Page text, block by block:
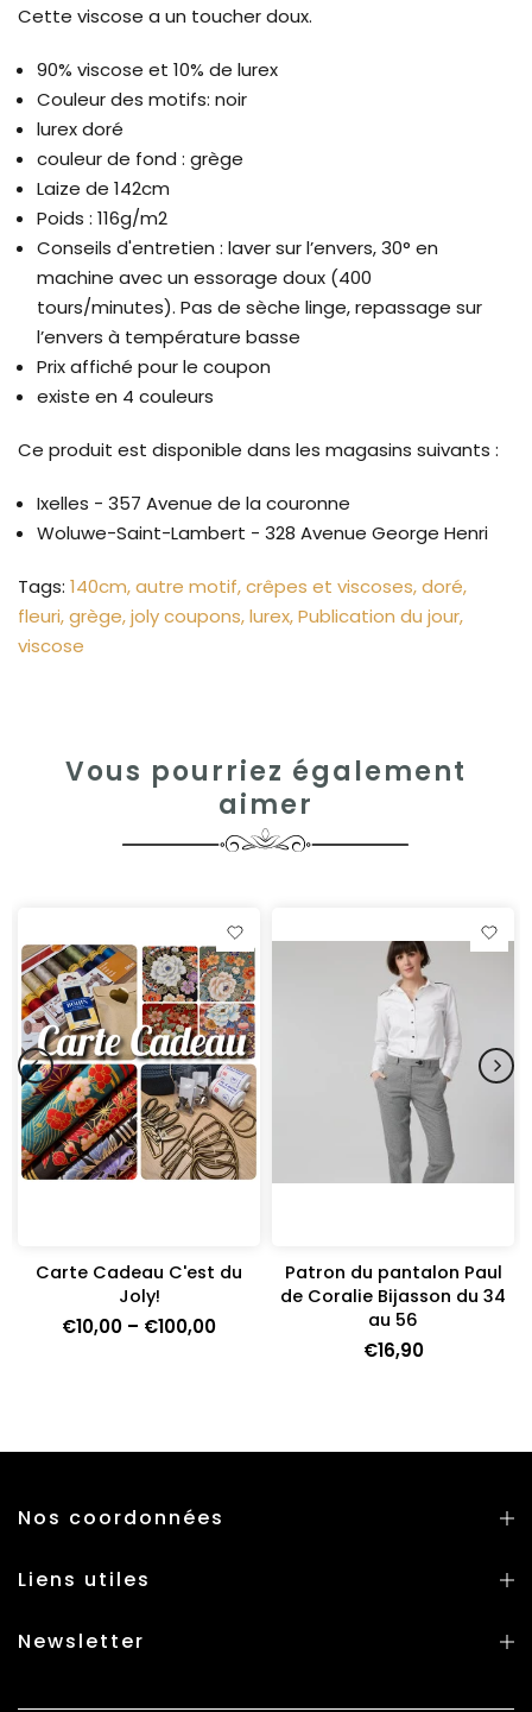
Cette viscose a un toucher doux.
90% viscose et 10% de lurex
Couleur des motifs: noir
lurex doré
couleur de fond : grège
Laize de 142cm
Poids : 116g/m2
Conseils d'entretien : laver sur l’envers, 30° en
machine avec un essorage doux (400
tours/minutes). Pas de sèche linge, repassage sur
l’envers à température basse
Prix affiché pour le coupon
existe en 4 couleurs
Ce produit est disponible dans les magasins suivants :
Ixelles - 357 Avenue de la couronne
Woluwe-Saint-Lambert - 328 Avenue George Henri
Tags: 140cm autre motif crêpes et viscoses doré
fleuri grège joly coupons lurex Publication du jour
viscose
Vous pourriez également
aimer
Carte Cadeau C'est du
Joly!
€10,00 – €100,00
Patron du pantalon Paul
de Coralie Bijasson du 34
au 56
€16,90
Nos coordonnées
Liens utiles
Newsletter